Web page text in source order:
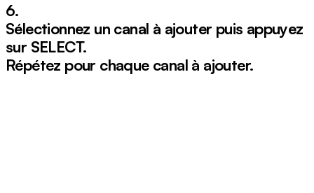
6.
Sélectionnez un canal à ajouter puis appuyez
sur SELECT.
Répétez pour chaque canal à ajouter.